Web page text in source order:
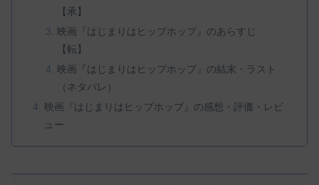
【承】
映画『はじまりはヒップホップ』のあらすじ
【転】
映画『はじまりはヒップホップ』の結末・ラスト
（ネタバレ）
映画『はじまりはヒップホップ』の感想・評価・レビ
ュー